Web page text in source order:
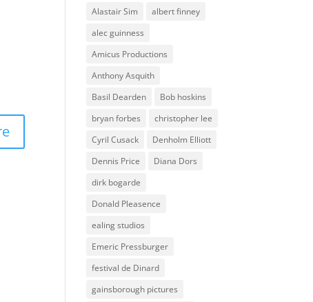
Alastair Sim
albert finney
alec guinness
Amicus Productions
Anthony Asquith
Basil Dearden
Bob hoskins
bryan forbes
christopher lee
Cyril Cusack
Denholm Elliott
Dennis Price
Diana Dors
dirk bogarde
Donald Pleasence
ealing studios
Emeric Pressburger
festival de Dinard
gainsborough pictures